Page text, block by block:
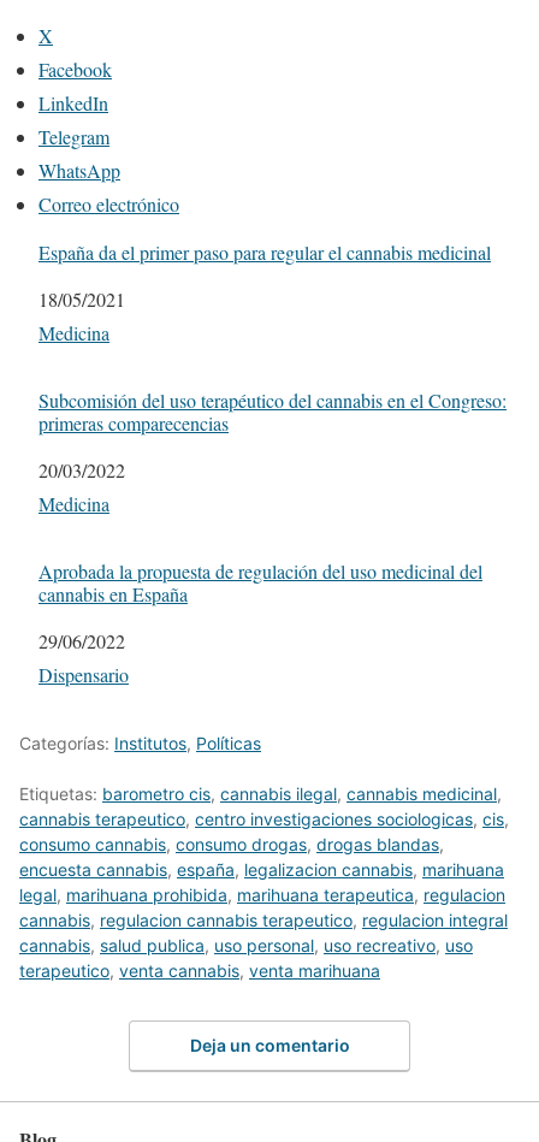
X
Facebook
LinkedIn
Telegram
WhatsApp
Correo electrónico
España da el primer paso para regular el cannabis medicinal
Fecha
18/05/2021
Respecto a
Medicina
Subcomisión del uso terapéutico del cannabis en el Congreso:
primeras comparecencias
Fecha
20/03/2022
Respecto a
Medicina
Aprobada la propuesta de regulación del uso medicinal del
cannabis en España
Fecha
29/06/2022
Respecto a
Dispensario
Categorías: Institutos, Políticas
Etiquetas: barometro cis, cannabis ilegal, cannabis medicinal,
cannabis terapeutico, centro investigaciones sociologicas, cis,
consumo cannabis, consumo drogas, drogas blandas,
encuesta cannabis, españa, legalizacion cannabis, marihuana
legal, marihuana prohibida, marihuana terapeutica, regulacion
cannabis, regulacion cannabis terapeutico, regulacion integral
cannabis, salud publica, uso personal, uso recreativo, uso
terapeutico, venta cannabis, venta marihuana
Deja un comentario